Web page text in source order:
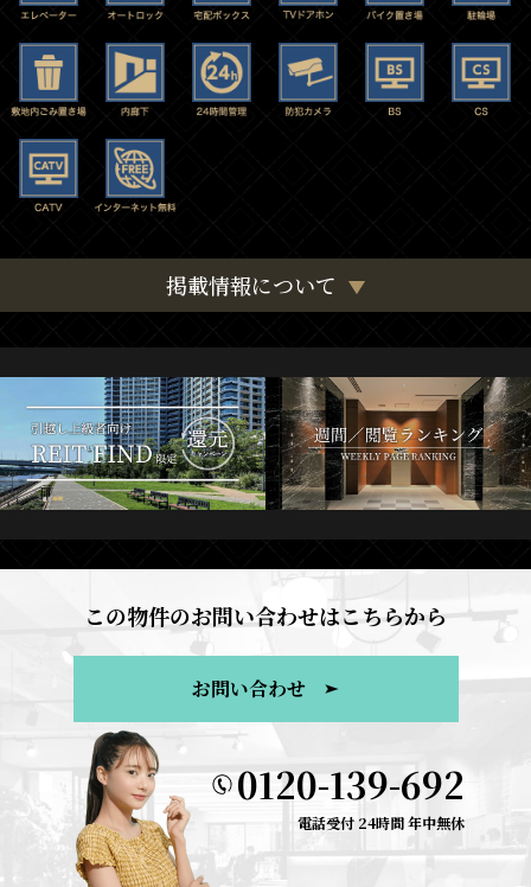
掲載情報について
この物件のお問い合わせはこちらから
お問い合わせ
0120-139-692
電話受付 24時間 年中無休